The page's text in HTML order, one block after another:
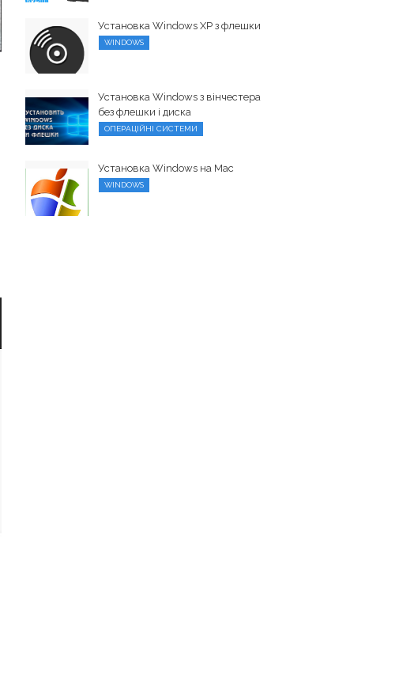
Установка Windows XP з флешки
WINDOWS
Установка Windows з вінчестера
без флешки і диска
ОПЕРАЦІЙНІ СИСТЕМИ
Установка Windows на Mac
WINDOWS